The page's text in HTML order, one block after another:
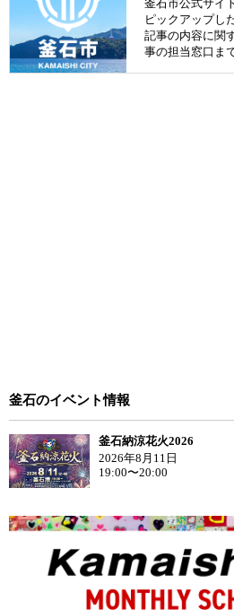
釜石市公式サイ
ピックアップし
記事の内容に関
事の担当窓口ま
釜石のイベント情報
釜石納涼花火2026
2026年8月11日
19:00〜20:00